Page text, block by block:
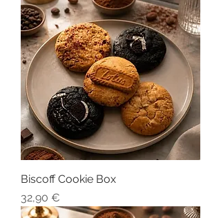
Biscoff Cookie Box
Preis
32,90 €